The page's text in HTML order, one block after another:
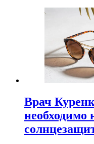
Врач
необходимо